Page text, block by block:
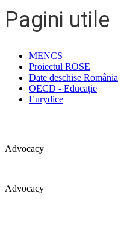
Pagini utile
MENCȘ
Proiectul ROSE
Date deschise România
OECD - Educație
Eurydice
Advocacy
Advocacy